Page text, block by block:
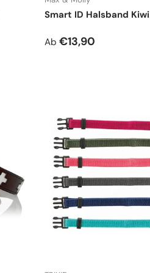
Smart ID Halsband Kiwi
Normaler Preis
Ab €13,90